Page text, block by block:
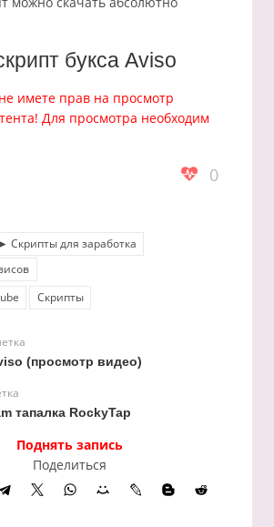
букса Aviso
имете прав на просмотр
Для просмотра необходим
0
► Скрипты для заработка
Скрипты
(просмотр видео)
тапалка RockyTap
Поднять запись
Поделиться